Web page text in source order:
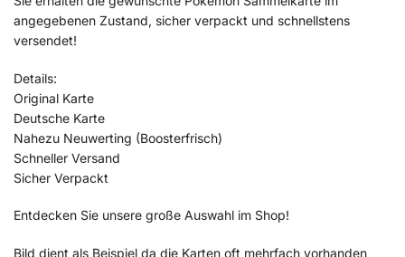
angegebenen Zustand, sicher verpackt und schnellstens
versendet!
Details:
Original Karte
Deutsche Karte
Nahezu Neuwerting (Boosterfrisch)
Schneller Versand
Sicher Verpackt
Entdecken Sie unsere große Auswahl im Shop!
Bild dient als Beispiel da die Karten oft mehrfach vorhanden